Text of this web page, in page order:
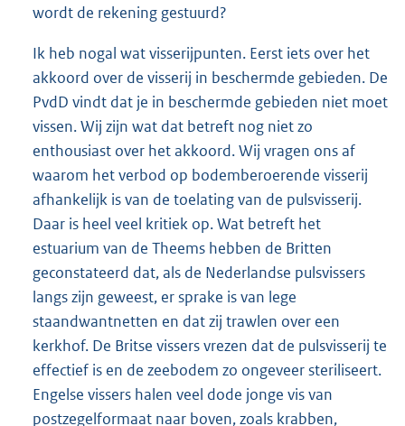
wordt de rekening gestuurd?
Ik heb nogal wat visserijpunten. Eerst iets over het
akkoord over de visserij in beschermde gebieden. De
PvdD vindt dat je in beschermde gebieden niet moet
vissen. Wij zijn wat dat betreft nog niet zo
enthousiast over het akkoord. Wij vragen ons af
waarom het verbod op bodemberoerende visserij
afhankelijk is van de toelating van de pulsvisserij.
Daar is heel veel kritiek op. Wat betreft het
estuarium van de Theems hebben de Britten
geconstateerd dat, als de Nederlandse pulsvissers
langs zijn geweest, er sprake is van lege
staandwantnetten en dat zij trawlen over een
kerkhof. De Britse vissers vrezen dat de pulsvisserij te
effectief is en de zeebodem zo ongeveer steriliseert.
Engelse vissers halen veel dode jonge vis van
postzegelformaat naar boven, zoals krabben,